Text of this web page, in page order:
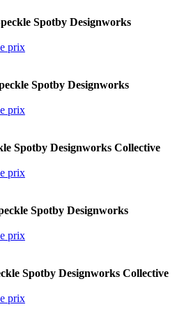
Spotby Designworks
prix
Spotby Designworks
prix
Spotby Designworks Collective
prix
Spotby Designworks
prix
Spotby Designworks Collective
prix